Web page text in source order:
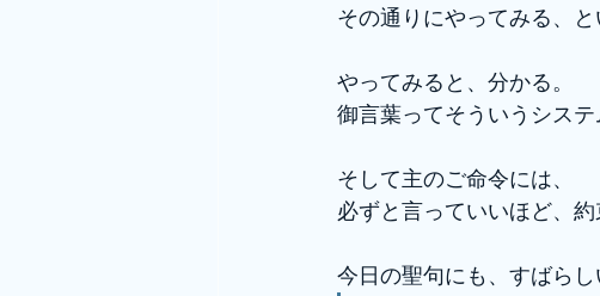
その通りにやってみる、
やってみると、分かる。
御言葉ってそういうシス
そして主のご命令には、
必ずと言っていいほど、約
今日の聖句にも、すばらし